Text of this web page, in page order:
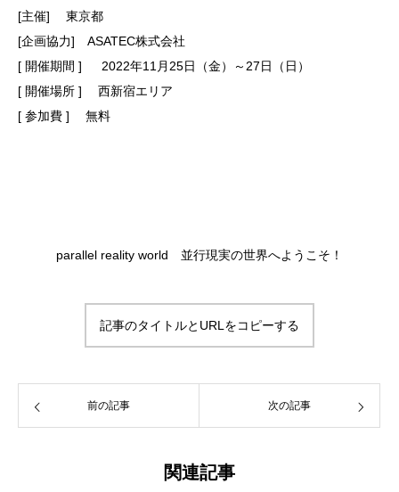
[主催] 東京都
[企画協力] ASATEC株式会社
[ 開催期間 ] 2022年11月25日（金）～27日（日）
[ 開催場所 ] 西新宿エリア
[ 参加費 ] 無料
parallel reality world 並行現実の世界へようこそ！
記事のタイトルとURLをコピーする
前の記事 次の記事
関連記事